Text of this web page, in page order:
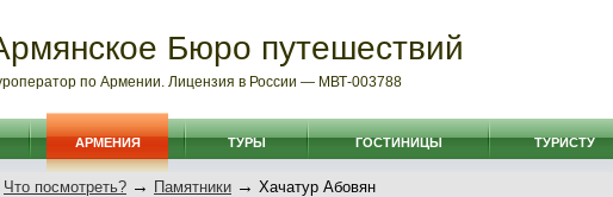
Бюро путешествий
по Армении. Лицензия в России — МВТ-003788
АРМЕНИЯ ТУРЫ ГОСТИНИЦЫ ТУРИСТУ
Что посмотреть? → Памятники → Хачатур Абовян